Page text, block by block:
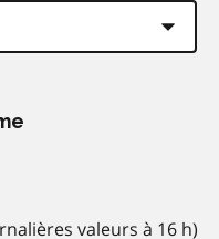
valeurs à 16 h)